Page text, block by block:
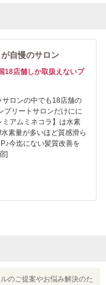
自慢のサロン
18店舗しか取扱えないプ
サロンの中でも18店舗の
プリートサロンだけにに
ミアムミネコラ】は水素
素量が多いほど質感滑ら
今迄にない髪質改善を
]
のご提案やお悩み解決のた